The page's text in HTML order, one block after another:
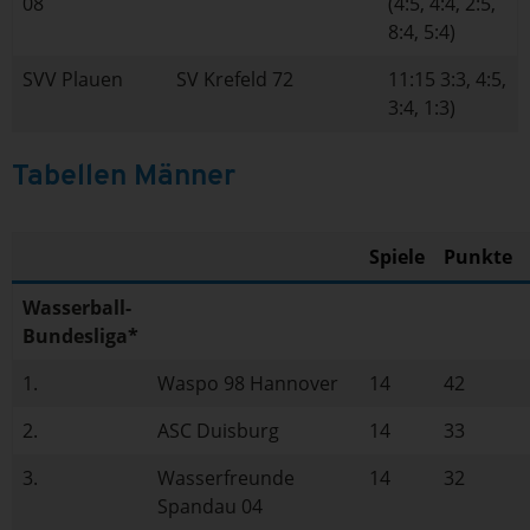
8:4, 5:4)
SVV Plauen
SV Krefeld 72
11:15 3:3, 4:5,
3:4, 1:3)
Tabellen Männer
Spiele
Punkte
Wasserball-
Bundesliga*
1.
Waspo 98 Hannover 14
42
2.
ASC Duisburg 14
33
3.
Wasserfreunde
Spandau 04
14 32